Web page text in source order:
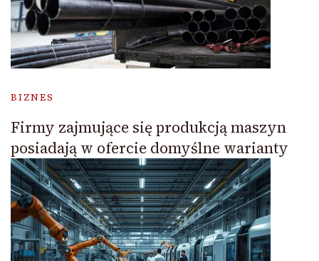
BIZNES
Firmy zajmujące się produkcją maszyn
posiadają w ofercie domyślne warianty